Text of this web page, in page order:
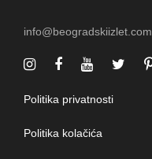
info@beogradskiizlet.com
Politika privatnosti
Politika kolačića